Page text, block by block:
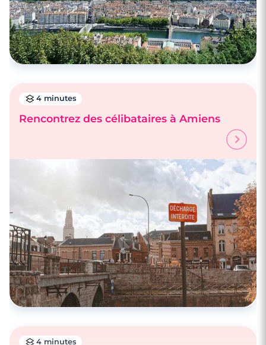
4 minutes
Rencontrez des célibataires à Amiens
4 minutes